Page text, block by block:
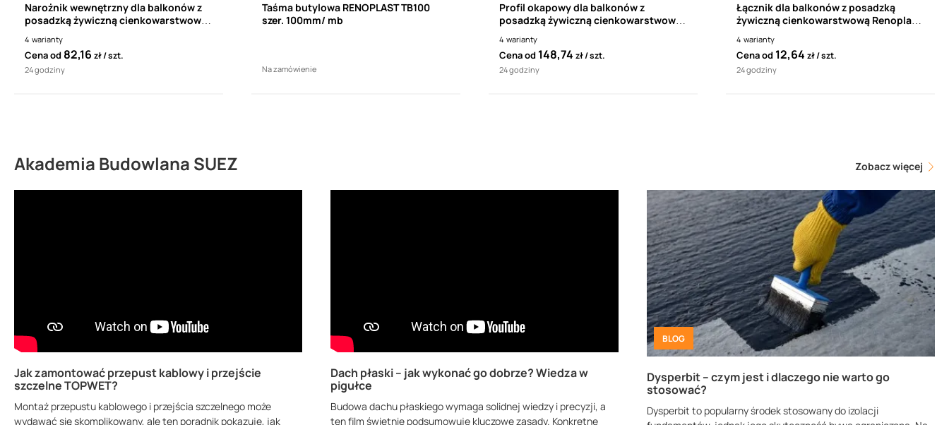
Narożnik wewnętrzny dla balkonów z
posadzką żywiczną cienkowarstwową
4 warianty
Cena od 82,16 zł szt.
24 godziny
Taśma butylowa RENOPLAST TB100
szer. 100mm/ mb
Na zamówienie
Profil okapowy dla balkonów z
posadzką żywiczną cienkowarstwową
4 warianty
Cena od 148,74 zł szt.
24 godziny
Łącznik dla balkonów z posadzką
żywiczną cienkowarstwową Renoplast
LK10/LK100/LK10R/LK100R
4 warianty
Cena od 12,64 zł szt.
24 godziny
Akademia Budowlana SUEZ Zobacz więcej
Jak zamontować przepust kablowy i przejście
szczelne TOPWET?
Montaż przepustu kablowego i przejścia szczelnego może
wydawać się skomplikowany, ale ten poradnik pokazuje, jak
Dach płaski – jak wykonać go dobrze? Wiedza w
pigułce
Budowa dachu płaskiego wymaga solidnej wiedzy i precyzji, a
ten film świetnie podsumowuje kluczowe zasady. Konkretne
BLOG
Dysperbit – czym jest i dlaczego nie warto go
stosować?
Dysperbit to popularny środek stosowany do izolacji